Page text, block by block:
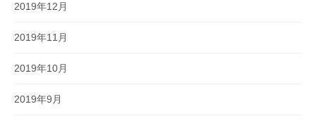
2019年12月
2019年11月
2019年10月
2019年9月